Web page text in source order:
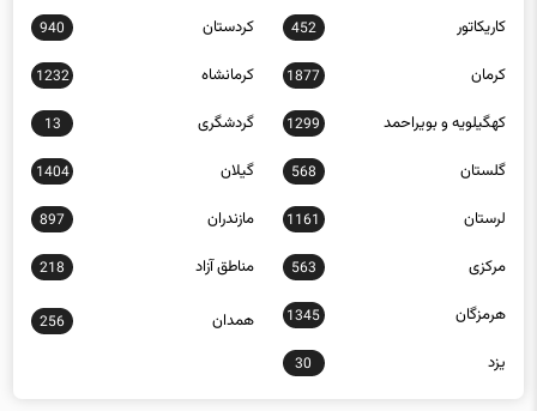
کاریکاتور 452 کردستان 940
کرمان 1877 کرمانشاه 1232
کهگیلویه و بویراحمد 1299 گردشگری 13
گلستان 568 گیلان 1404
لرستان 1161 مازندران 897
مرکزی 563 مناطق آزاد 218
هرمزگان 1345 همدان 256
یزد 30